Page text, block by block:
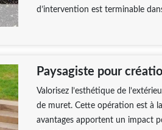
d’intervention est terminable
Paysagiste pour
Valorisez l’esthétique de
de muret. Cette opération est à
avantages apportent un impact